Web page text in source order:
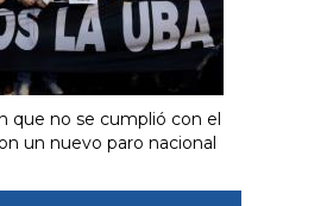
que no se cumplió con el
un nuevo paro nacional